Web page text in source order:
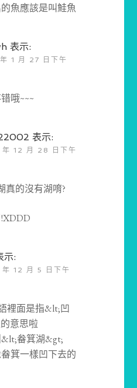
魚應該是叫鮭魚
表示:
1 月 27 日下午
哦~~~
表示:
12 月 28 日下午
真的沒有湖唷?
示:
12 月 5 日下午
裡面是指&lt;凹
意思啦
畚箕湖&gt;
箕一樣凹下去的